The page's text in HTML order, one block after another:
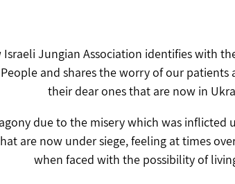
Israeli Jungian Association identifies with
and shares the worry of our
their dear ones that are now in
due to the misery which was
are now under siege, feeling at times
when faced with the possibility of